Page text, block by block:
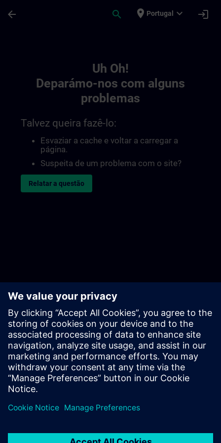
arrow_back search place Portugal expand_more login
Uh Oh!
Deparámo-nos com alguns
problemas
Talvez queira fazê-lo:
Esvaziar a cache e voltar a carregar a
página.
Suspeita de um problema com o site?
Relatar a questão